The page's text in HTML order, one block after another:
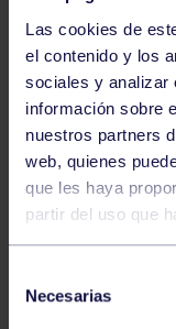
Las cookies de
el contenido y los
sociales y analizar
información sobre
nuestros partners
web, quienes
que les haya
partir del uso que
Necesarias
Baloncesto
ÚLTIMOS